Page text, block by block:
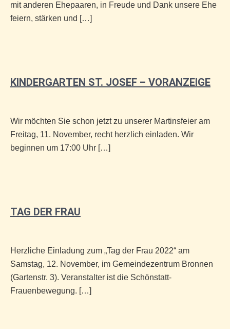
mit anderen Ehepaaren, in Freude und Dank unsere Ehe
feiern, stärken und […]
KINDERGARTEN ST. JOSEF – VORANZEIGE
Wir möchten Sie schon jetzt zu unserer Martinsfeier am
Freitag, 11. November, recht herzlich einladen. Wir
beginnen um 17:00 Uhr […]
TAG DER FRAU
Herzliche Einladung zum „Tag der Frau 2022“ am
Samstag, 12. November, im Gemeindezentrum Bronnen
(Gartenstr. 3). Veranstalter ist die Schönstatt-
Frauenbewegung. […]